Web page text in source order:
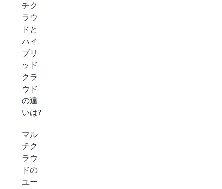
チク
ラウ
ドと
ハイ
ブリ
ッド
クラ
ウド
の違
いは?
マル
チク
ラウ
ドの
ユー